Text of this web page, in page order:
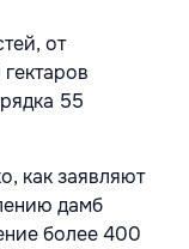
от
55
как заявляют
дамб
более 400